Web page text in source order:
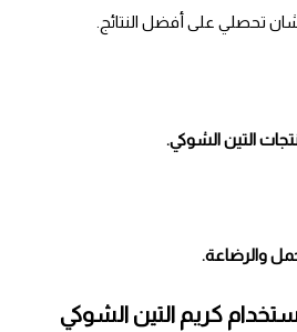
تحصلي على أفضل النتائج.
التين الشوكي.
والرضاعة.
كريم التين الشوكي